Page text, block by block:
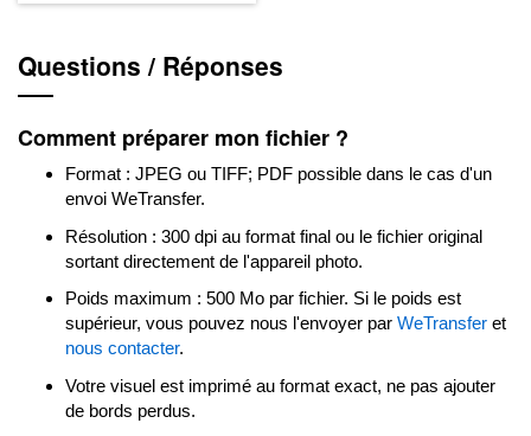
Questions / Réponses
Comment préparer mon fichier ?
Format : JPEG ou TIFF; PDF possible dans le cas d'un
envoi WeTransfer.
Résolution : 300 dpi au format final ou le fichier original
sortant directement de l'appareil photo.
Poids maximum : 500 Mo par fichier. Si le poids est
supérieur, vous pouvez nous l'envoyer par WeTransfer et
nous contacter.
Votre visuel est imprimé au format exact, ne pas ajouter
de bords perdus.